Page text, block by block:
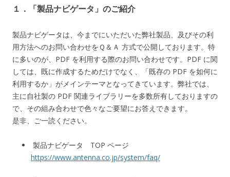
１．「製品ナビゲータ」のご紹介
製品ナビゲータは、今までにいただいた弊社製品、及びその利
用方法へのお問い合わせをＱ＆Ａ 方式で公開しております。特
に多いのが、PDF を利用する際のお問い合わせです。PDF に関
しては、既に作成するためだけでなく、「既存の PDF を如何に
利用するか」がメインテーマとなってきています。弊社では、
主に自社製の PDF 関連ライブラリーを多数所有しておりますの
で、その組み合わせで色々なご要望にお答えできます。
是非、ご一読ください。
製品ナビゲータ TOP ページ
https://www.antenna.co.jp/system/faq/